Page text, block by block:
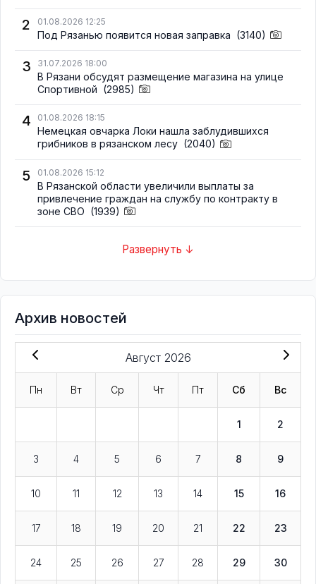
2 01.08.2026 12:25
Под Рязанью появится новая заправка (3140)
3 31.07.2026 18:00
В Рязани обсудят размещение магазина на улице
Спортивной (2985)
4 01.08.2026 18:15
Немецкая овчарка Локи нашла заблудившихся
грибников в рязанском лесу (2040)
5 01.08.2026 15:12
В Рязанской области увеличили выплаты за
привлечение граждан на службу по контракту в
зоне СВО (1939)
Развернуть ↓
Архив новостей
Август 2026
Пн Вт Ср Чт Пт Сб Вс
1 2
3 4 5 6 7 8 9
10 11 12 13 14 15 16
17 18 19 20 21 22 23
24 25 26 27 28 29 30